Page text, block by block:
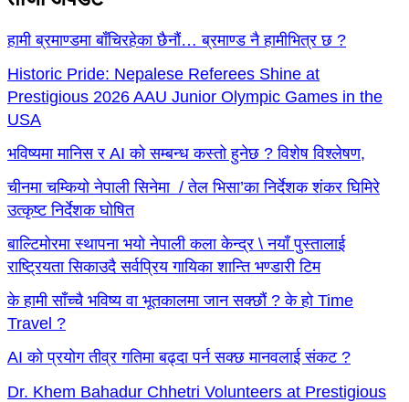
हामी ब्रमाण्डमा बाँचिरहेका छैनौं… ब्रमाण्ड नै हामीभित्र छ ?
Historic Pride: Nepalese Referees Shine at
Prestigious 2026 AAU Junior Olympic Games in the
USA
भविष्यमा मानिस र AI को सम्बन्ध कस्तो हुनेछ ? विशेष विश्लेषण,
चीनमा चम्कियो नेपाली सिनेमा / तेल भिसा’का निर्देशक शंकर घिमिरे
उत्कृष्ट निर्देशक घोषित
बाल्टिमोरमा स्थापना भयो नेपाली कला केन्द्र \ नयाँ पुस्तालाई
राष्ट्रियता सिकाउदै सर्वप्रिय गायिका शान्ति भण्डारी टिम
के हामी साँच्चै भविष्य वा भूतकालमा जान सक्छौं ? के हो Time
Travel ?
AI को प्रयोग तीव्र गतिमा बढ्दा पर्न सक्छ मानवलाई संकट ?
Dr. Khem Bahadur Chhetri Volunteers at Prestigious